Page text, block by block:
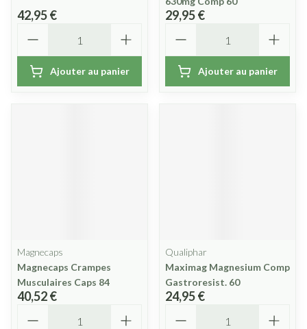
42,95 €
Ajouter au panier
29,95 €
Ajouter au panier
Magnecaps
Magnecaps Crampes
Musculaires Caps 84
40,52 €
Qualiphar
Maximag Magnesium Comp
Gastroresist. 60
24,95 €